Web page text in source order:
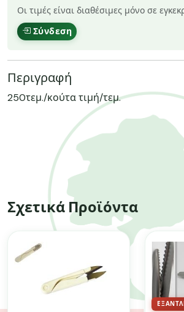
Οι τιμές είναι διαθέσιμες μόνο σε
Σύνδεση
Περιγραφή
250τεμ./κούτα τιμή/τεμ.
Σχετικά Προϊόντα